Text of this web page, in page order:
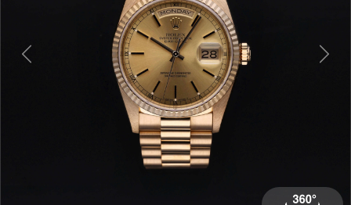
Previous Next